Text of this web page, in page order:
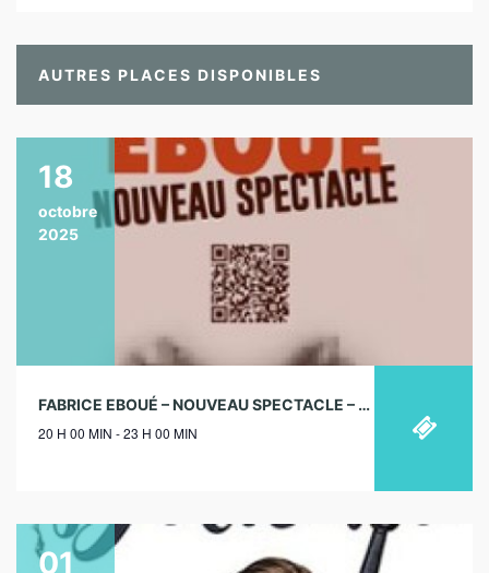
AUTRES PLACES DISPONIBLES
18
octobre
2025
FABRICE EBOUÉ – NOUVEAU SPECTACLE – TOURNÉE – 18/10/2025
20 H 00 MIN - 23 H 00 MIN
01